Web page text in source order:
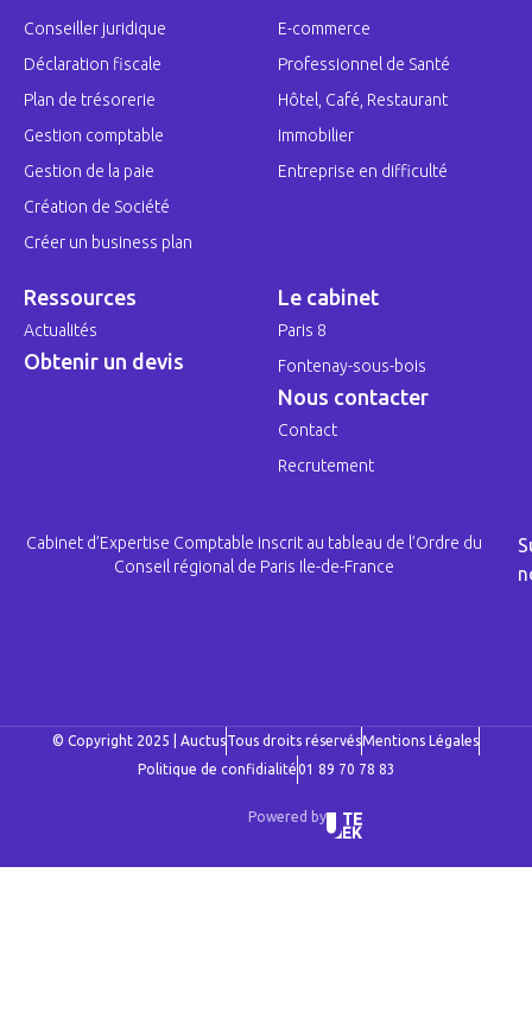
Conseiller juridique
Déclaration fiscale
Plan de trésorerie
Gestion comptable
Gestion de la paie
Création de Société
Créer un business plan
E-commerce
Professionnel de Santé
Hôtel, Café, Restaurant
Immobilier
Entreprise en difficulté
Ressources
Actualités
Obtenir un devis
Le cabinet
Paris 8
Fontenay-sous-bois
Nous contacter
Contact
Recrutement
Cabinet d’Expertise Comptable inscrit au tableau de l’Ordre du
Conseil régional de Paris Ile-de-France
© Copyright 2025 | AuctusTous droits réservésMentions Légales
Politique de confidialité01 89 70 78 83
Powered by